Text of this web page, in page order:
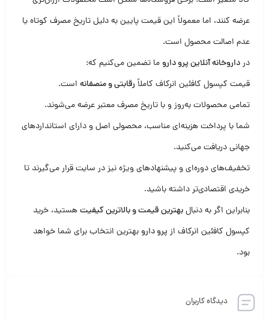
عرضه کنند، اما معمولاً این قیمت پایین به دلیل تاریخ مصرف کوتاه یا
عدم اصالت محصول است.
درداروخانه آنلاین پرو داروما تضمین می‌کنیم که:
قیمت کپسول کافئین انرکاف کاملاً رقابتی و منصفانه است.
تمامی محصولات به‌روز و با تاریخ مصرف معتبر عرضه می‌شوند.
شما با پرداخت هزینه‌ای مناسب، محصولی اصل و دارای استانداردهای
جهانی دریافت می‌کنید.
تخفیف‌های دوره‌ای و پیشنهادهای ویژه نیز در سایت قرار می‌گیرند تا
خریدی اقتصادی‌تر داشته باشید.
بنابراین اگر به دنبالبهترین قیمت و بالاترین کیفیتهستید، خرید
کپسول کافئین انرکاف از پرو دارو بهترین انتخاب برای شما خواهد
بود.
دیدگاه کاربران